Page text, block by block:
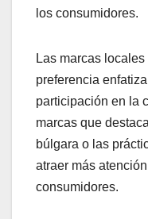
los consumidores.
Las marcas
preferencia
participación en la
marcas que
búlgara o las
atraer más
consumidores.